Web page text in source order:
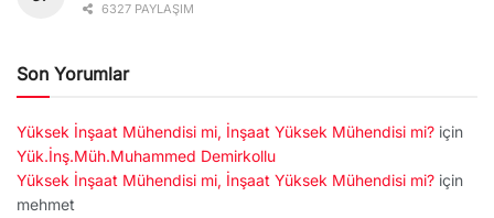
6327 PAYLAŞIM
Son Yorumlar
Yüksek İnşaat Mühendisi mi, İnşaat Yüksek Mühendisi mi? için
Yük.İnş.Müh.Muhammed Demirkollu
Yüksek İnşaat Mühendisi mi, İnşaat Yüksek Mühendisi mi? için
mehmet